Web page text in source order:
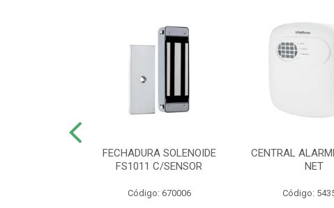
FECHADURA SOLENOIDE
FS1011 C/SENSOR
Código: 670006
CENTRAL
NET
Código: